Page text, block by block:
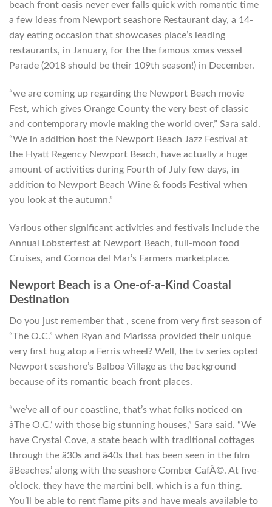
beach front oasis never ever falls quick with romantic time
a few ideas from Newport seashore Restaurant day, a 14-
day eating occasion that showcases place’s leading
restaurants, in January, for the the famous xmas vessel
Parade (2018 should be their 109th season!) in December.
“we are coming up regarding the Newport Beach movie
Fest, which gives Orange County the very best of classic
and contemporary movie making the world over,” Sara said.
“We in addition host the Newport Beach Jazz Festival at
the Hyatt Regency Newport Beach, have actually a huge
amount of activities during Fourth of July few days, in
addition to Newport Beach Wine & foods Festival when
you look at the autumn.”
Various other significant activities and festivals include the
Annual Lobsterfest at Newport Beach, full-moon food
Cruises, and Cornoa del Mar’s Farmers marketplace.
Newport Beach is a One-of-a-Kind Coastal
Destination
Do you just remember that , scene from very first season of
“The O.C.” when Ryan and Marissa provided their unique
very first hug atop a Ferris wheel? Well, the tv series opted
Newport seashore’s Balboa Village as the background
because of its romantic beach front places.
“we’ve all of our coastline, that’s what folks noticed on
âThe O.C.’ with those big stunning houses,” Sara said. “We
have Crystal Cove, a state beach with traditional cottages
through the â30s and â40s that has been seen in the film
âBeaches,’ along with the seashore Comber CafÃ©. At five-
o’clock, they have the martini bell, which is a fun thing.
You’ll be able to rent flame pits and have meals available to